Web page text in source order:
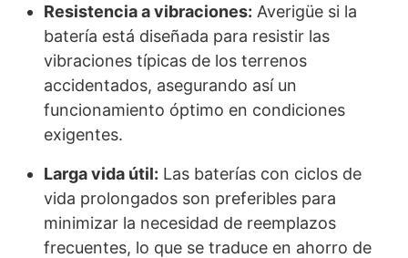
Resistencia a vibraciones: Averigüe si la
batería está diseñada para resistir las
vibraciones típicas de los terrenos
accidentados, asegurando así un
funcionamiento óptimo en condiciones
exigentes.
Larga vida útil: Las baterías con ciclos de
vida prolongados son preferibles para
minimizar la necesidad de reemplazos
frecuentes, lo que se traduce en ahorro de